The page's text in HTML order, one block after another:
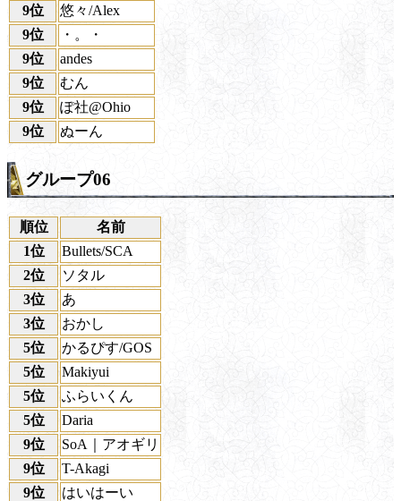
9位
悠々/Alex
9位
・。・
9位
andes
9位
むん
9位
ぽ社@Ohio
9位
ぬーん
グループ06
順位
名前
1位
Bullets/SCA
2位
ソタル
3位
あ
3位
おかし
5位
かるぴす/GOS
5位
Makiyui
5位
ふらいくん
5位
Daria
9位
SoA｜アオギリ
9位
T-Akagi
9位
はいはーい